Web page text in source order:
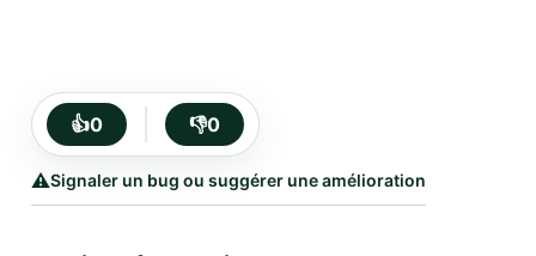
👍0 👎0
⚠️Signaler un bug ou suggérer une amélioration